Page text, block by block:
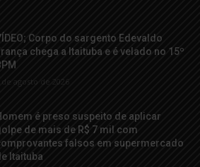
Corpo do sargento Edevaldo
chega a Itaituba e é velado no 15º
de agosto de 2026
é preso suspeito de aplicar
de mais de R$ 7 mil com
falsos em supermercado
Itaituba